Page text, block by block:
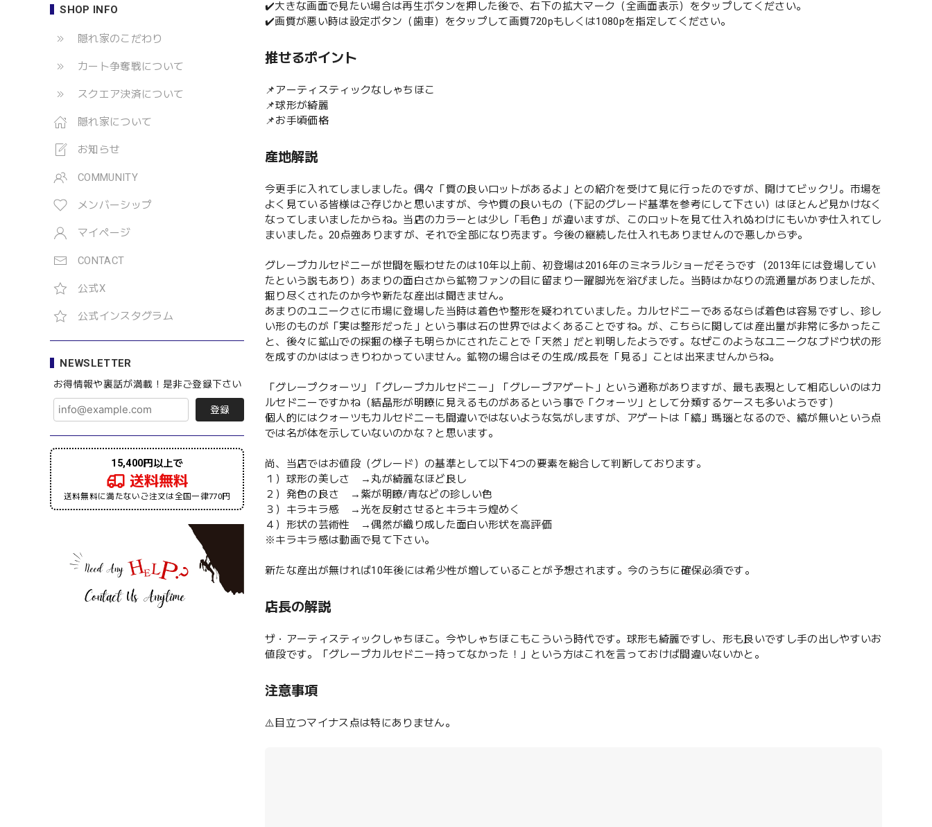
SHOP INFO
隠れ家のこだわり
カート争奪戦について
スクエア決済について
隠れ家について
お知らせ
COMMUNITY
メンバーシップ
マイページ
CONTACT
公式X
公式インスタグラム
NEWSLETTER
お得情報や裏話が満載！是非ご登録下さい
登録
15,400円以上で
送料無料
送料無料に満たないご注文は全国一律770円
✔️大きな画面で見たい場合は再生ボタンを押した後で、右下の拡大マーク（全画面表示）をタップしてください。
✔️画質が悪い時は設定ボタン（歯車）をタップして画質720pもしくは1080pを指定してください。
推せるポイント
📌アーティスティックなしゃちほこ
📌球形が綺麗
📌お手頃価格
産地解説
今更手に入れてしましました。偶々「質の良いロットがあるよ」との紹介を受けて見に行ったのですが、開けてビックリ。市場を
よく見ている皆様はご存じかと思いますが、今や質の良いもの（下記のグレード基準を参考にして下さい）はほとんど見かけなく
なってしまいましたからね。当店のカラーとは少し「毛色」が違いますが、このロットを見て仕入れぬわけにもいかず仕入れてし
まいました。20点強ありますが、それで全部になり売ます。今後の継続した仕入れもありませんので悪しからず。
グレープカルセドニーが世間を賑わせたのは10年以上前、初登場は2016年のミネラルショーだそうです（2013年には登場してい
たという説もあり）あまりの面白さから鉱物ファンの目に留まり一躍脚光を浴びました。当時はかなりの流通量がありましたが、
掘り尽くされたのか今や新たな産出は聞きません。
あまりのユニークさに市場に登場した当時は着色や整形を疑われていました。カルセドニーであるならば着色は容易ですし、珍し
い形のものが「実は整形だった」という事は石の世界ではよくあることですね。が、こちらに関しては産出量が非常に多かったこ
と、後々に鉱山での採掘の様子も明らかにされたことで「天然」だと判明したようです。なぜこのようなユニークなブドウ状の形
を成すのかははっきりわかっていません。鉱物の場合はその生成/成長を「見る」ことは出来ませんからね。
「グレープクォーツ」「グレープカルセドニー」「グレープアゲート」という通称がありますが、最も表現として相応しいのはカ
ルセドニーですかね（結晶形が明瞭に見えるものがあるという事で「クォーツ」として分類するケースも多いようです）
個人的にはクォーツもカルセドニーも間違いではないような気がしますが、アゲートは「縞」瑪瑙となるので、縞が無いという点
では名が体を示していないのかな？と思います。
尚、当店ではお値段（グレード）の基準として以下4つの要素を総合して判断しております。
１）球形の美しさ →丸が綺麗なほど良し
２）発色の良さ →紫が明瞭/青などの珍しい色
３）キラキラ感 →光を反射させるとキラキラ煌めく
４）形状の芸術性 →偶然が織り成した面白い形状を高評価
※キラキラ感は動画で見て下さい。
新たな産出が無ければ10年後には希少性が増していることが予想されます。今のうちに確保必須です。
店長の解説
ザ・アーティスティックしゃちほこ。今やしゃちほこもこういう時代です。球形も綺麗ですし、形も良いですし手の出しやすいお
値段です。「グレープカルセドニー持ってなかった！」という方はこれを言っておけば間違いないかと。
注意事項
⚠️目立つマイナス点は特にありません。